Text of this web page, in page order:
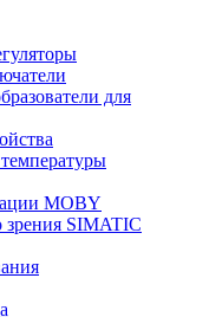
для
MOBY
SIMATIC